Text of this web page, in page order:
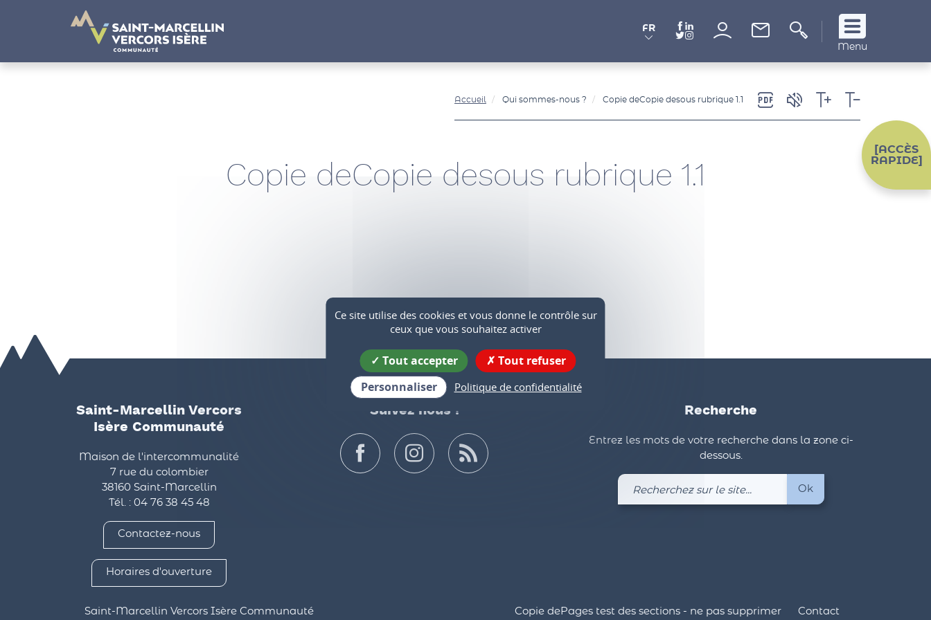
FR
!
Menu
[ACCÈS
RAPIDE]
Accueil Qui sommes-nous ? Copie deCopie desous rubrique 1.1
Copie deCopie desous rubrique 1.1
Saint-Marcellin Vercors
Isère Communauté
Maison de l'intercommunalité
7 rue du colombier
38160 Saint-Marcellin
Tél. : 04 76 38 45 48
Contactez-nous
Horaires d'ouverture
Suivez nous ! Recherche
Entrez les mots de votre recherche dans la zone ci-
dessous.
Recherchez
sur
Ok
Saint-Marcellin Vercors Isère Communauté Copie dePages test des sections - ne pas supprimer Contact
Panneau de gestion des cookies
Ce site utilise des cookies et vous donne le contrôle sur
ceux que vous souhaitez activer
Tout accepter
Tout refuser
Personnaliser
Politique de confidentialité